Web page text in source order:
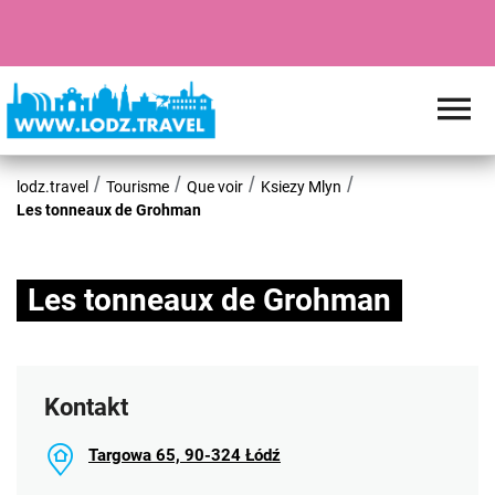
lodz.travel Tourisme Que voir
Ksiezy Mlyn
Les tonneaux de Grohman
Les tonneaux de Grohman
Kontakt
Targowa 65, 90-324 Łódź